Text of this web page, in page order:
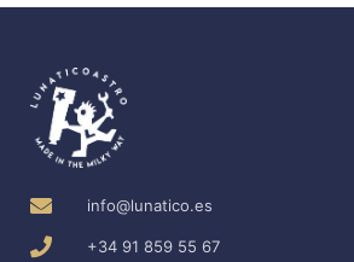
info@lunatico.es
+34 91 859 55 67